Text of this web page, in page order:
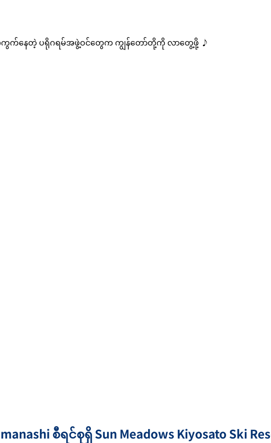
က်ကွက်နေတဲ့ ပရိုဂရမ်အဖွဲ့ဝင်တွေက ကျွန်တော်တို့ကို လာတွေ့ဖို့ ♪
စီရင်စုရှိ Sun Meadows Kiyosato Ski